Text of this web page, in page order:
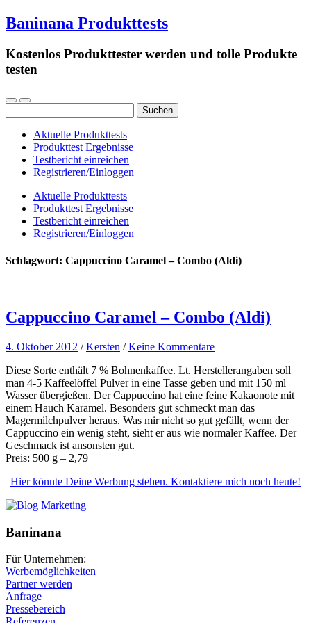
Baninana Produkttests
Kostenlos Produkttester werden und tolle Produkte
testen
nach:
Aktuelle Produkttests
Produkttest Ergebnisse
Testbericht einreichen
Registrieren/Einloggen
Aktuelle Produkttests
Produkttest Ergebnisse
Testbericht einreichen
Registrieren/Einloggen
Schlagwort: Cappuccino Caramel – Combo (Aldi)
Cappuccino Caramel – Combo (Aldi)
4. Oktober 2012 /Kersten /Keine Kommentare
Diese Sorte enthält 7 % Bohnenkaffee. Lt. Herstellerangaben soll
man 4-5 Kaffeelöffel Pulver in eine Tasse geben und mit 150 ml
Wasser übergießen. Der Cappuccino hat eine feine Kakaonote mit
einem Hauch Karamel. Besonders gut schmeckt man das
Magermilchpulver heraus. Was mir nicht so gut gefällt, wenn der
Cappuccino ein wenig steht, sieht er aus wie normaler Kaffee. Der
Geschmack ist ansonsten gut.
Preis: 500 g – 2,79
Hier könnte Deine Werbung stehen. Kontaktiere mich noch heute!
Baninana
Für Unternehmen:
Werbemöglichkeiten
Partner werden
Anfrage
Pressebereich